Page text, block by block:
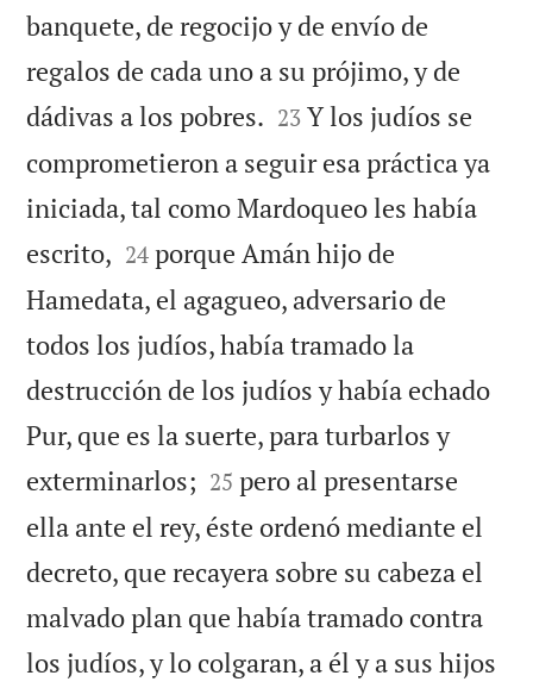
banquete, de regocijo y de envío de
regalos de cada uno a su prójimo, y de
dádivas a los pobres. 

23 Y los judíos se
comprometieron a seguir esa práctica ya
iniciada, tal como Mardoqueo les había
escrito, 

24 porque Amán hijo de
Hamedata, el agagueo, adversario de
todos los judíos, había tramado la
destrucción de los judíos y había echado
Pur, que es la suerte, para turbarlos y
exterminarlos; 

25 pero al presentarse
ella ante el rey, éste ordenó mediante el
decreto, que recayera sobre su cabeza el
malvado plan que había tramado contra
los judíos, y lo colgaran, a él y a sus hijos